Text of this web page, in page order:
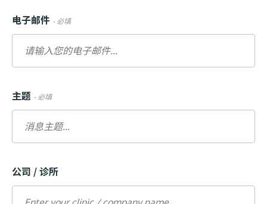
电子邮件 - 必填
主题 - 必填
公司 / 诊所